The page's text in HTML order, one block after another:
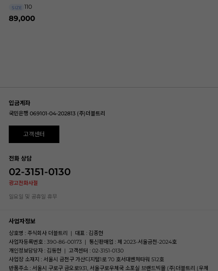
SIZE 110
89,000
입금계좌
국민은행 069101-04-202813 (주)더블트리
고객센터
전화 상담
02-3151-0130
광고전화사절
일요일 및 공휴일 휴무
사업자정보
상호명 : 주식회사 더블트리 | 대표 : 김종현
사업자등록번호 : 390-86-00173 | 통신판매업 : 제 2023-서울금천-2024호
개인정보담당자 : 김동현 | 고객센터 : 02-3151-0130
사업장 소재지 : 서울시 금천구 가산디지털1로 70 호서대벤처타워 512호
반품주소 : 서울시 구로구 금오로931, 서울구로우체국 소포실 브랜드빅몰 (주)더블트리 (우체